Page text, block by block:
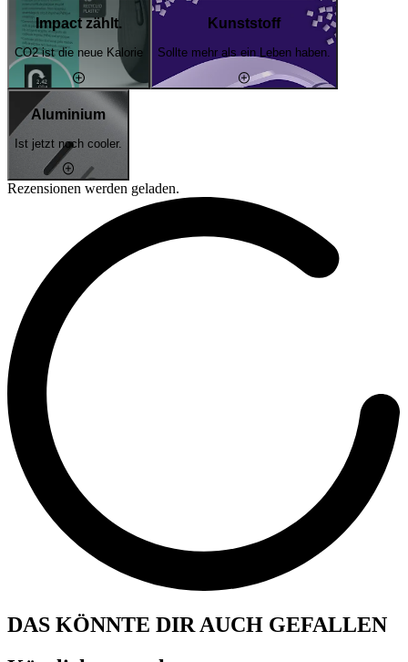
Impact zählt.
CO2 ist die neue Kalorie
Kunststoff
Sollte mehr als ein Leben haben.
Aluminium
Ist jetzt noch cooler.
Rezensionen werden geladen.
DAS KÖNNTE DIR AUCH GEFALLEN